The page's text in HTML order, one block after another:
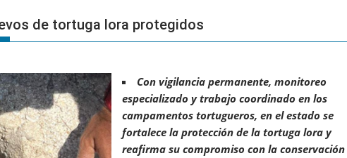
de tortuga lora protegidos
Con vigilancia permanente, monitoreo
especializado y trabajo coordinado en los
campamentos tortugueros, en el estado se
fortalece la protección de la tortuga lora y
reafirma su compromiso con la conservación